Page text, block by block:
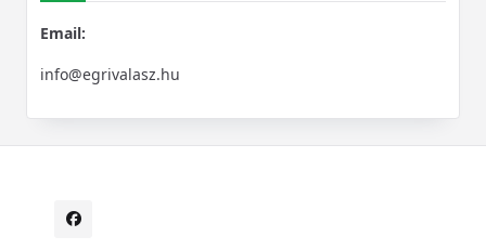
Email:
info@egrivalasz.hu